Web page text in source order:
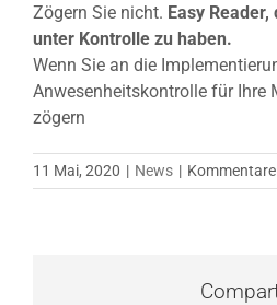
Zögern Sie nicht. Easy
unter Kontrolle zu haben.
Wenn Sie an die
Anwesenheitskontrolle für Ihre
zögern
11 Mai, 2020 | News |